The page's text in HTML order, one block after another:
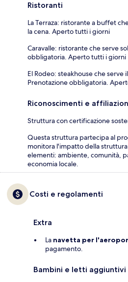
Ristoranti
La Terraza: ristorante a buffet
la cena. Aperto tutti i giorni
Caravalle: ristorante che serve
obbligatoria. Aperto tutti i giorni
El Rodeo: steakhouse che serve
Prenotazione obbligatoria.
Riconoscimenti e
Struttura con certificazione
Questa struttura partecipa al
monitora l'impatto della
elementi: ambiente, comunità,
economia locale.
Costi e regolamenti
Extra
La navetta per
pagamento.
Bambini e letti aggiuntivi